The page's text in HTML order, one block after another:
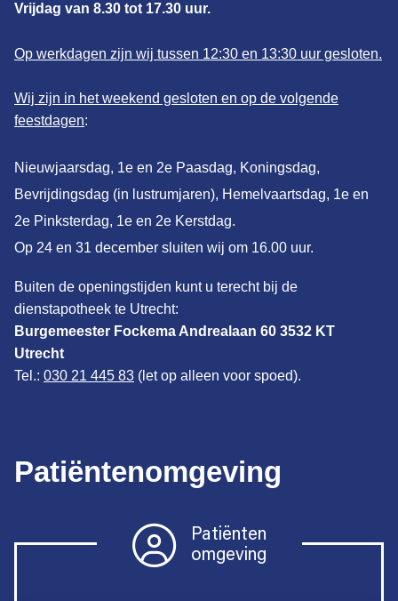
Vrijdag van 8.30 tot 17.30 uur.
Op werkdagen zijn wij tussen 12:30 en 13:30 uur gesloten.
Wij zijn in het weekend gesloten en op de volgende
feestdagen:
Nieuwjaarsdag, 1e en 2e Paasdag, Koningsdag,
Bevrijdingsdag (in lustrumjaren), Hemelvaartsdag, 1e en
2e Pinksterdag, 1e en 2e Kerstdag.
Op 24 en 31 december sluiten wij om 16.00 uur.
Buiten de openingstijden kunt u terecht bij de
dienstapotheek te Utrecht:
Burgemeester Fockema Andrealaan 60 3532 KT
Utrecht
Tel.: 030 21 445 83 (let op alleen voor spoed).
Patiëntenomgeving
Patiënten
omgeving